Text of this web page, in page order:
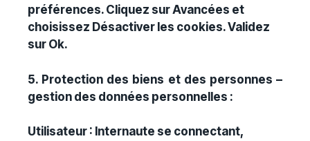
préférences. Cliquez sur Avancées et
choisissez Désactiver les cookies. Validez
sur Ok.
5. Protection des biens et des personnes –
gestion des données personnelles :
Utilisateur : Internaute se connectant,